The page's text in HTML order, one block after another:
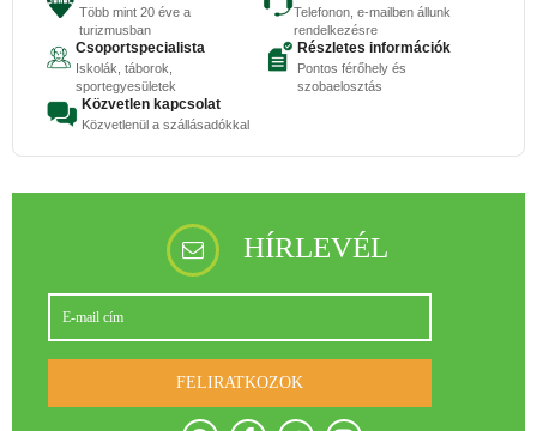
Több mint 20 éve a
turizmusban
Telefonon, e-mailben állunk
rendelkezésre
Csoportspecialista
Iskolák, táborok,
sportegyesületek
Részletes információk
Pontos férőhely és
szobaelosztás
Közvetlen kapcsolat
Közvetlenül a szállásadókkal
HÍRLEVÉL
FELIRATKOZOK